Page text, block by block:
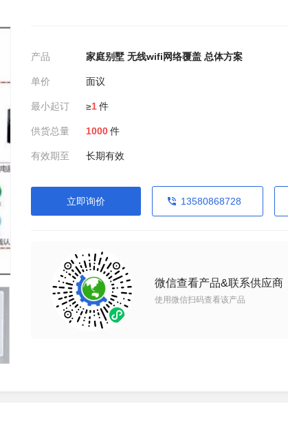
产品 家庭别墅 无线wifi网络覆盖 总体方案
单价 面议
最小起订 ≥1件
供货总量 1000件
有效期至 长期有效
立即询价 13580868728
微信查看产品&联系供应商
使用微信扫码查看该产品